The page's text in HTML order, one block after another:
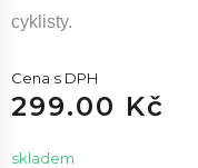
cyklisty.
Cena s DPH
299.00 Kč
skladem